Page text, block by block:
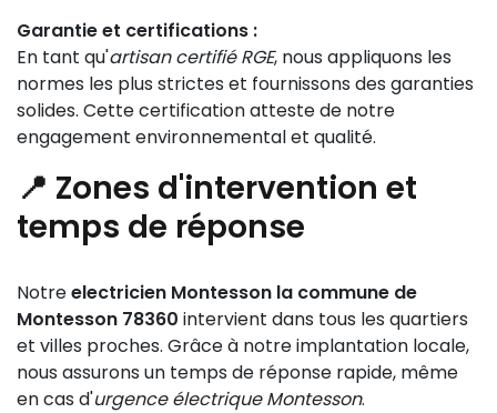
Garantie et certifications :
En tant qu'artisan certifié RGE, nous appliquons les
normes les plus strictes et fournissons des garanties
solides. Cette certification atteste de notre
engagement environnemental et qualité.
📍 Zones d'intervention et
temps de réponse
Notreelectricien Montesson la commune de
Montesson 78360 intervient dans tous les quartiers
et villes proches. Grâce à notre implantation locale,
nous assurons un temps de réponse rapide, même
en cas d'urgence électrique Montesson.